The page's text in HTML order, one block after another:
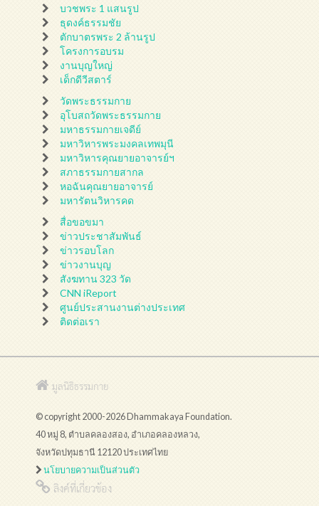
บวชพระ 1 แสนรูป
ธุดงค์ธรรมชัย
ตักบาตรพระ 2 ล้านรูป
โครงการอบรม
งานบุญใหญ่
เด็กดีวีสตาร์
วัดพระธรรมกาย
อุโบสถวัดพระธรรมกาย
มหาธรรมกายเจดีย์
มหาวิหารพระมงคลเทพมุนี
มหาวิหารคุณยายอาจารย์ฯ
สภาธรรมกายสากล
หอฉันคุณยายอาจารย์
มหารัตนวิหารคด
สื่อขอขมา
ข่าวประชาสัมพันธ์
ข่าวรอบโลก
ข่าวงานบุญ
สังฆทาน 323 วัด
CNN iReport
ศูนย์ประสานงานต่างประเทศ
ติดต่อเรา
มูลนิธิธรรมกาย
© copyright 2000-2026 Dhammakaya Foundation.
40 หมู่ 8, ตำบลคลองสอง, อำเภอคลองหลวง,
จังหวัดปทุมธานี 12120 ประเทศไทย
นโยบายความเป็นส่วนตัว
ลิงค์ที่เกี่ยวข้อง